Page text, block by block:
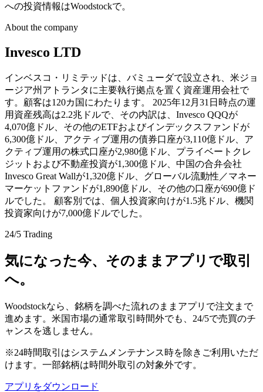
への投資情報はWoodstockで。
About the company
Invesco LTD
インベスコ・リミテッドは、バミューダで設立され、米ジョ
ージア州アトランタに主要執行拠点を置く資産運用会社で
す。顧客は120カ国にわたります。 2025年12月31日時点の運
用資産残高は2.2兆ドルで、その内訳は、Invesco QQQが
4,070億ドル、その他のETFおよびインデックスファンドが
6,300億ドル、アクティブ運用の債券口座が3,110億ドル、ア
クティブ運用の株式口座が2,980億ドル、プライベートクレ
ジットおよび不動産投資が1,300億ドル、中国の合弁会社
Invesco Great Wallが1,320億ドル、グローバル流動性／マネー
マーケットファンドが1,890億ドル、その他の口座が690億ド
ルでした。 顧客別では、個人投資家向けが1.5兆ドル、機関
投資家向けが7,000億ドルでした。
24/5 Trading
気になった今、そのままアプリで取引
へ。
Woodstockなら、銘柄を調べた流れのままアプリで注文まで
進めます。米国市場の通常取引時間外でも、24/5で売買のチ
ャンスを逃しません。
※24時間取引はシステムメンテナンス時を除きご利用いただ
けます。一部銘柄は時間外取引の対象外です。
アプリをダウンロード